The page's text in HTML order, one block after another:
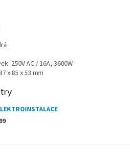
250V AC / 16A, 3600W
x 85 x 53 mm